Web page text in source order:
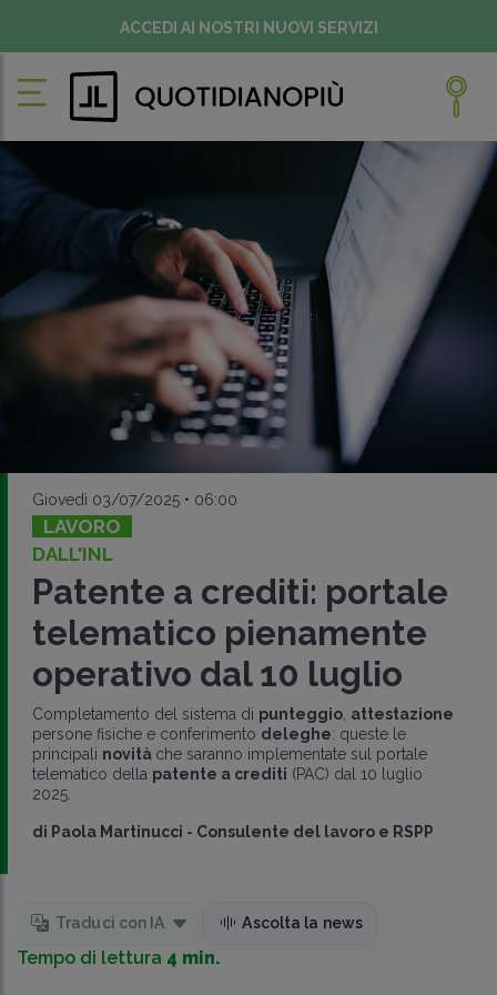
ACCEDI AI NOSTRI NUOVI SERVIZI
Giovedì 03/07/2025 • 06:00
LAVORO
DALL'INL
Patente a crediti: portale
telematico pienamente
operativo dal 10 luglio
Completamento del sistema di punteggio, attestazione
persone fisiche e conferimento deleghe: queste le
principali novità che saranno implementate sul portale
telematico della patente a crediti (PAC) dal 10 luglio
2025.
di Paola Martinucci - Consulente del lavoro e RSPP
Traduci con IA Ascolta la news
Tempo di lettura 4 min.